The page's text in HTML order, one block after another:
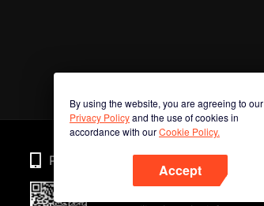
By using the website, you are agreeing to our
Privacy Policyand the use of cookies in
accordance with ourCookie Policy.
Accept
Phone